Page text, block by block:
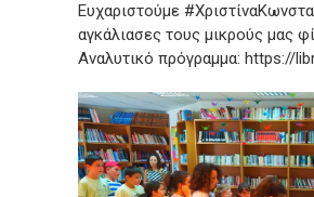
Ευχαριστούμε
αγκάλιασες τους μικρούς μας
Αναλυτικό πρόγραμμα: https://